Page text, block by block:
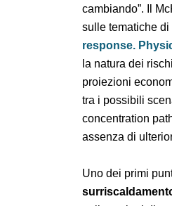
cambiando”. Il
discussione
risk and
comprendere la
previsioni
rapporto prende
più alte: Rcp 8,5
consente di
Uno dei primi
dal